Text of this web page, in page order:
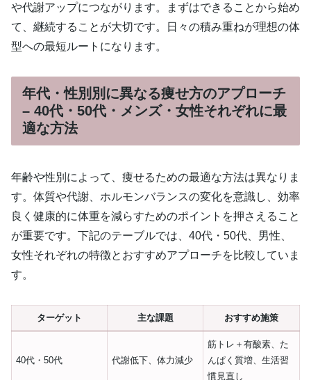
や代謝アップにつながります。まずはできることから始め
て、継続することが大切です。日々の積み重ねが理想の体
型への最短ルートになります。
年代・性別別に異なる痩せ方のアプローチ
– 40代・50代・メンズ・女性それぞれに最
適な方法
年齢や性別によって、痩せるための最適な方法は異なりま
す。体質や代謝、ホルモンバランスの変化を意識し、効率
良く健康的に体重を減らすためのポイントを押さえること
が重要です。下記のテーブルでは、40代・50代、男性、
女性それぞれの特徴とおすすめアプローチを比較していま
す。
ターゲット 主な課題 おすすめ施策
40代・50代 代謝低下、体力減少
筋トレ＋有酸素、た
んぱく質増、生活習
慣見直し